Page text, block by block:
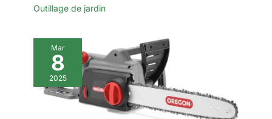
Outillage de jardin
Mar
8
2025